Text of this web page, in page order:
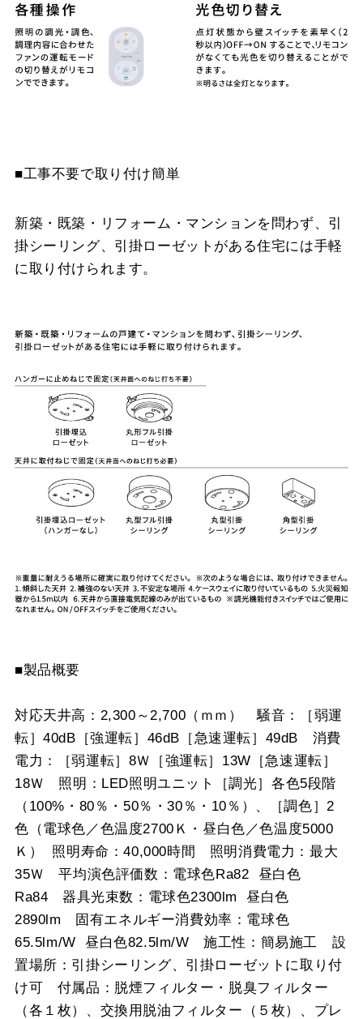
■工事不要で取り付け簡単
新築・既築・リフォーム・マンションを問わず、引
掛シーリング、引掛ローゼットがある住宅には手軽
に取り付けられます。
■製品概要
対応天井高：2,300～2,700（ｍｍ） 騒音：［弱運
転］40dB［強運転］46dB［急速運転］49dB 消費
電力：［弱運転］8Ｗ［強運転］13W［急速運転］
18Ｗ 照明：LED照明ユニット［調光］各色5段階
（100%・80％・50％・30％・10％）、［調色］2
色（電球色／色温度2700Ｋ・昼白色／色温度5000
Ｋ） 照明寿命：40,000時間 照明消費電力：最大
35Ｗ 平均演色評価数：電球色Ra82 昼白色
Ra84 器具光束数：電球色2300lm 昼白色
2890lm 固有エネルギー消費効率：電球色
65.5lm/W 昼白色82.5lm/W 施工性：簡易施工 設
置場所：引掛シーリング、引掛ローゼットに取り付
け可 付属品：脱煙フィルター・脱臭フィルター
（各１枚）、交換用脱油フィルター（５枚）、プレ